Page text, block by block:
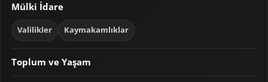
Mülki İdare
Valilikler Kaymakamlıklar
Toplum ve Yaşam